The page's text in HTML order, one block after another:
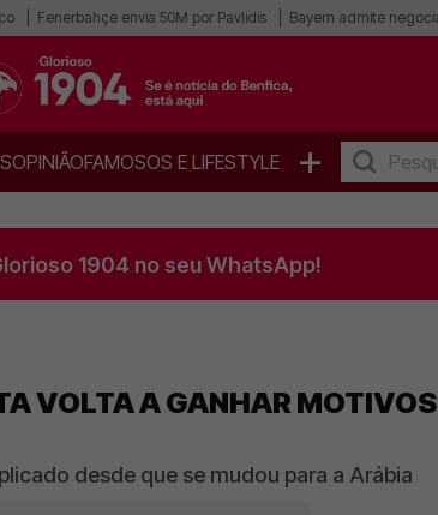
Fenerbahçe envia 50M por Pavlidis Bayern admite
OPINIÃOFAMOSOS E LIFESTYLE +
1904 no seu WhatsApp!
VOLTA A GANHAR
desde que se mudou para a Arábia